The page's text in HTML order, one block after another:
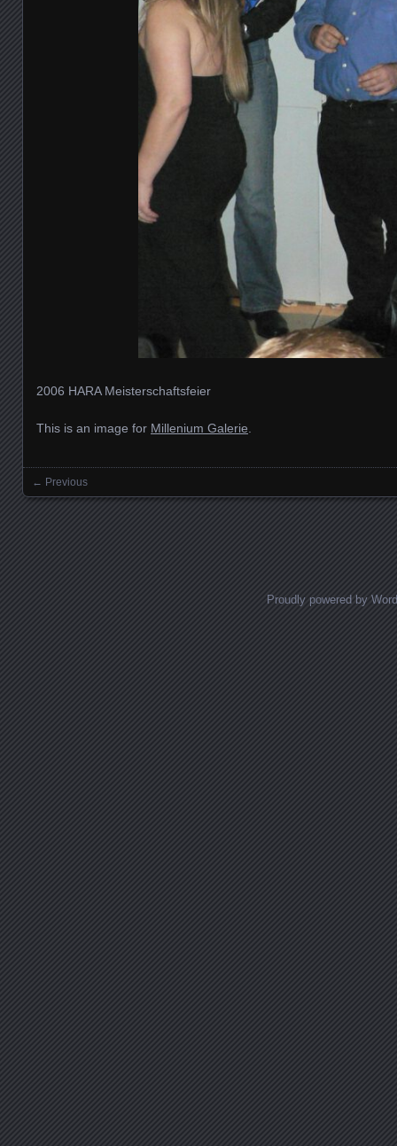
2006 HARA Meisterschaftsfeier
This is an image for Millenium Galerie.
Images navigation
← Previous
Proudly powered by